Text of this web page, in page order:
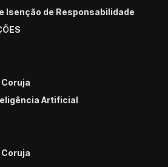
Isenção de Responsabilidade
Artificial